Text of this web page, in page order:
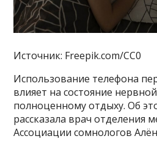
Источник: Freepik.com/CC0
Использование телефона
влияет на состояние
полноценному отдыху. Об
рассказала врач отделения
Ассоциации сомнологов